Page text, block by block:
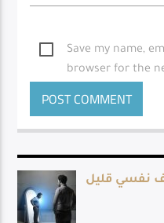
Save my name,
browser for the